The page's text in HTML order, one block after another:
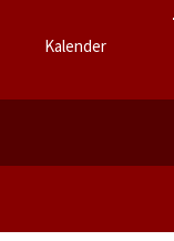
Kalender